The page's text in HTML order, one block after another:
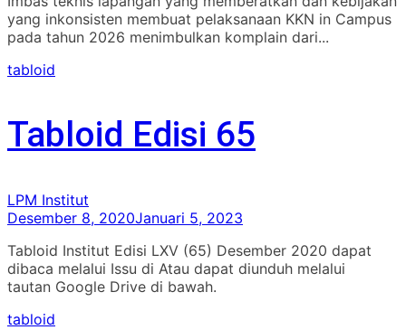
yang inkonsisten membuat pelaksanaan KKN in Campus
pada tahun 2026 menimbulkan komplain dari...
tabloid
Tabloid Edisi 65
LPM Institut
Desember 8, 2020Januari 5, 2023
Tabloid Institut Edisi LXV (65) Desember 2020 dapat
dibaca melalui Issu di Atau dapat diunduh melalui
tautan Google Drive di bawah.
tabloid